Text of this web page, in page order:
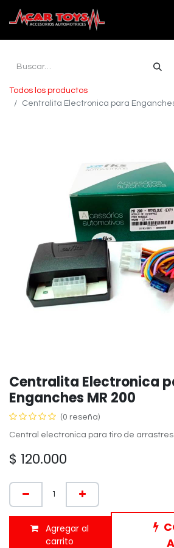
Todos los productos
Centralita Electronica para
Centralita Electronica
Enganches MR 200
(0 reseña)
Central electronica para tiro de arrastres
$ 120.000
Agregar al
carrito